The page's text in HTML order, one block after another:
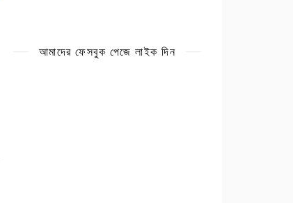
আমাদের ফেসবুক পেজে লাইক দিন